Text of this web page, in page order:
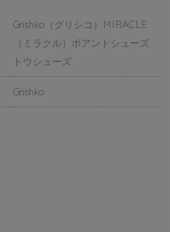
Grishko（グリシコ）MIRACLE
（ミラクル）ポアントシューズ
トウシューズ
Grishko